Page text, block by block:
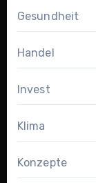
Gesundheit
Handel
Invest
Klima
Konzepte